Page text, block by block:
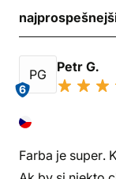
PG
6
Petr G.
Farba je super.